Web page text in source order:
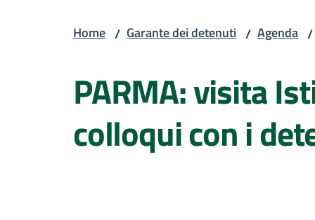
Home / Garante dei detenuti / Agenda /
PARMA: visita
colloqui con i